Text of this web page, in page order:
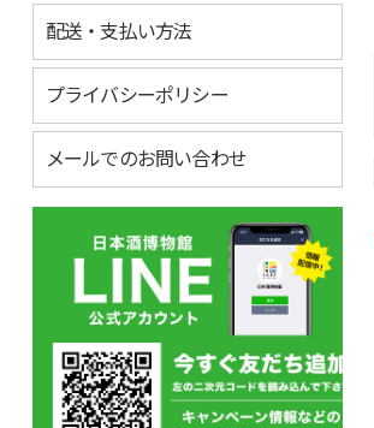
配送・支払い方法
プライバシーポリシー
メールでのお問い合わせ